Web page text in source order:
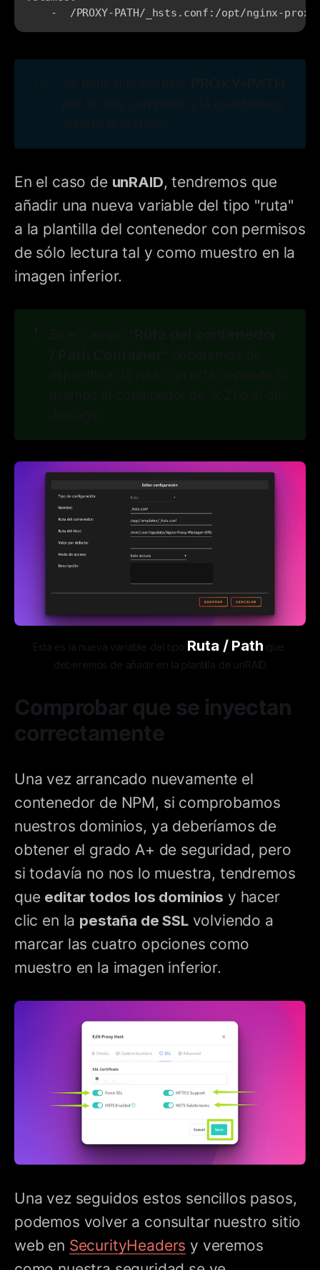
-
  /PROXY
-PATH/_hsts.conf : /opt/nginx-proxy
En el caso de unRAID, tendremos que
añadir una nueva variable del tipo "ruta"
a la plantilla del contenedor con permisos
de sólo lectura tal y como muestro en la
imagen inferior.
Esta es la nueva variable del tipo Ruta / Path que
deberemos de añadir en la plantilla de unRAID
Comprobar que se inyectan
correctamente
Una vez arrancado nuevamente el
contenedor de NPM, si comprobamos
nuestros dominios, ya deberíamos de
obtener el grado A+ de seguridad, pero
si todavía no nos lo muestra, tendremos
que editar todos los dominios y hacer
clic en la pestaña de SSLvolviendo a
marcar las cuatro opciones como
muestro en la imagen inferior.
Una vez seguidos estos sencillos pasos,
podemos volver a consultar nuestro sitio
web en SecurityHeaders y veremos